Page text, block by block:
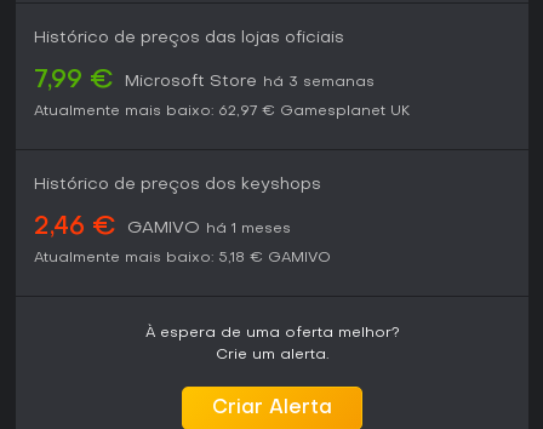
Histórico de preços das lojas oficiais
7,99 € Microsoft Store
há 3 semanas
Atualmente mais baixo: 62,97 € Gamesplanet UK
Histórico de preços dos keyshops
2,46 € GAMIVO
há 1 meses
Atualmente mais baixo: 5,18 € GAMIVO
À espera de uma oferta melhor?
Crie um alerta.
Criar Alerta